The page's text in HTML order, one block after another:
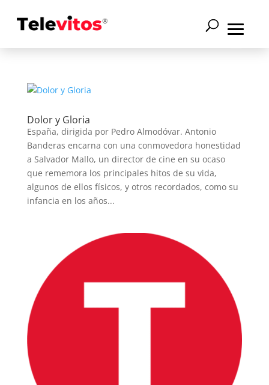
Dolor y Gloria
España, dirigida por Pedro Almodóvar. Antonio
Banderas encarna con una conmovedora honestidad
a Salvador Mallo, un director de cine en su ocaso
que rememora los principales hitos de su vida,
algunos de ellos físicos, y otros recordados, como su
infancia en los años...